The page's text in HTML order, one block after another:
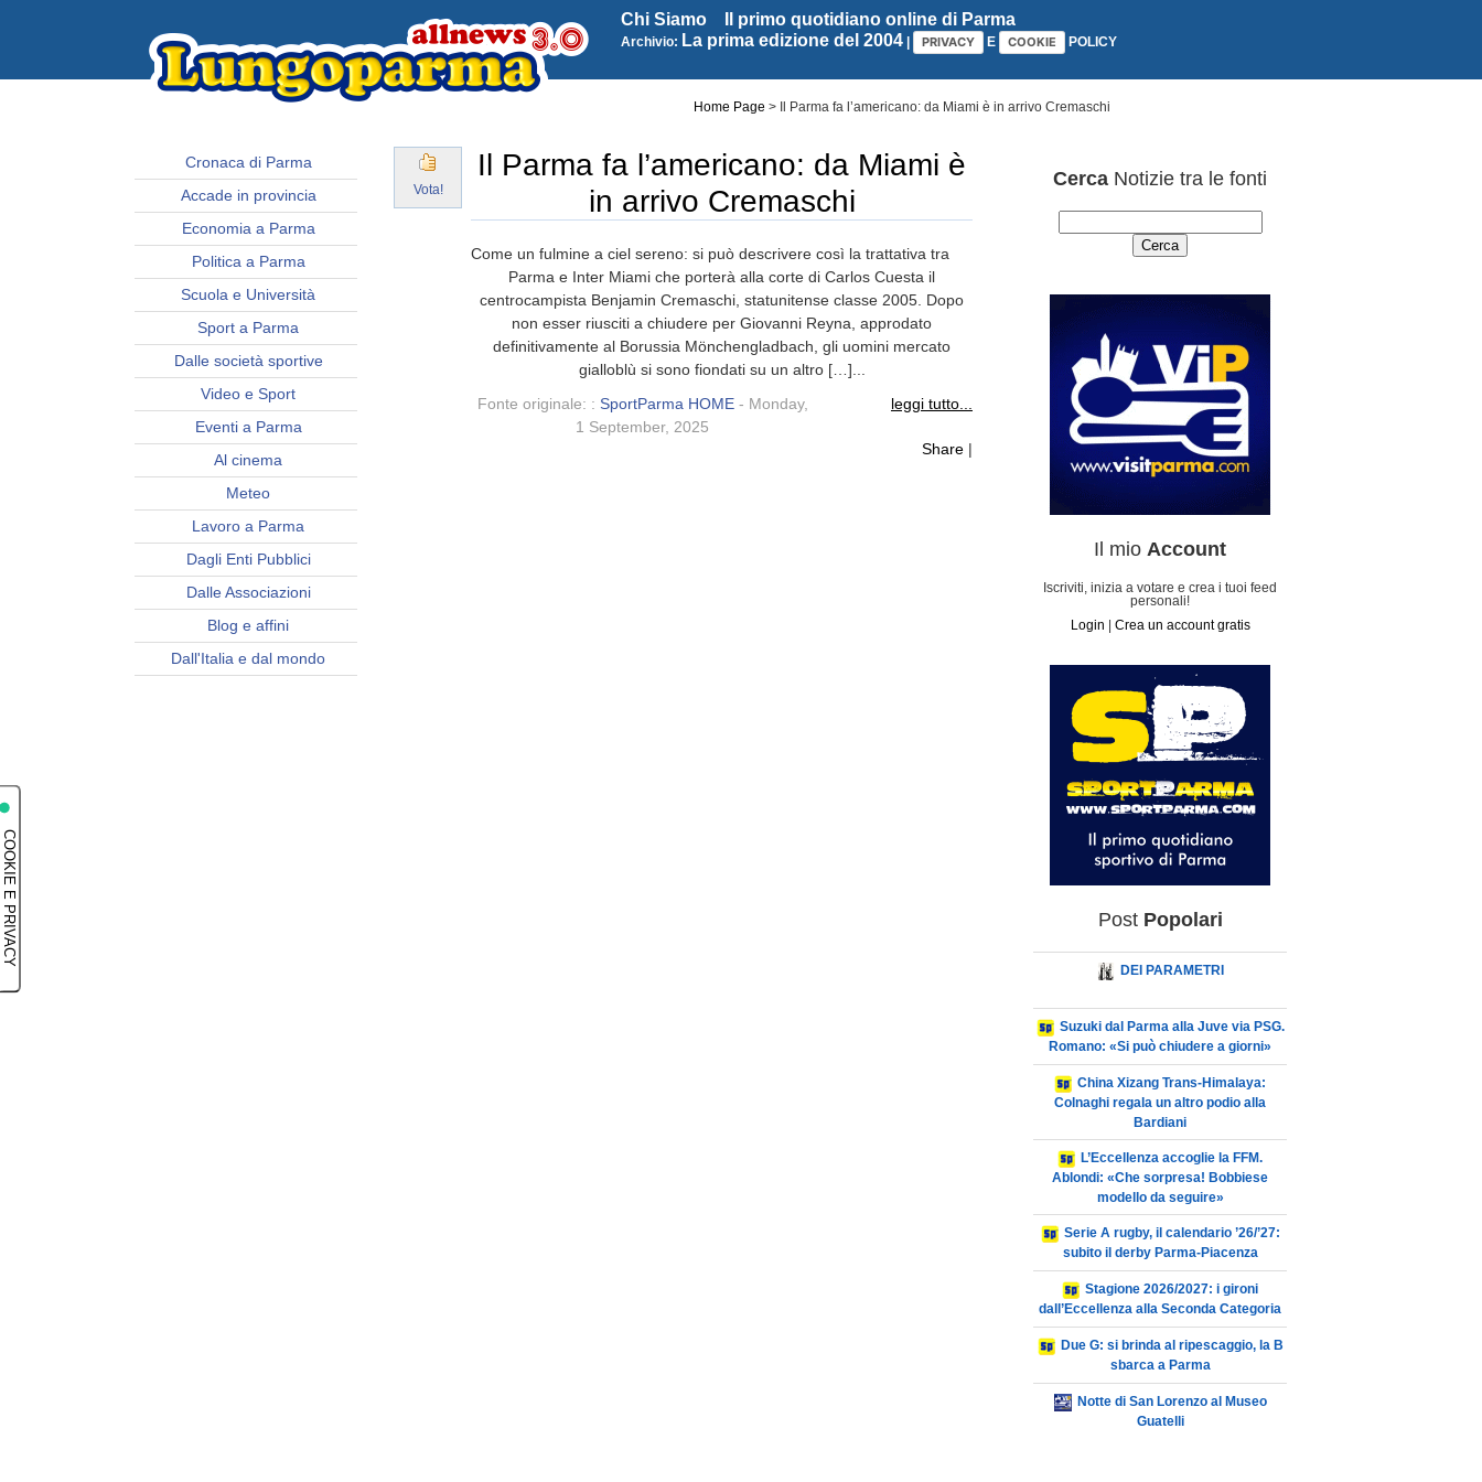
Chi Siamo Il primo quotidiano online di Parma
Archivio: La prima edizione del 2004 | PRIVACY E COOKIE POLICY
Home Page > Il Parma fa l’americano: da Miami è in arrivo Cremaschi
Cronaca di Parma
Accade in provincia
Economia a Parma
Politica a Parma
Scuola e Università
Sport a Parma
Dalle società sportive
Video e Sport
Eventi a Parma
Al cinema
Meteo
Lavoro a Parma
Dagli Enti Pubblici
Dalle Associazioni
Blog e affini
Dall'Italia e dal mondo
Vota!
Il Parma fa l’americano: da Miami è
in arrivo Cremaschi
Come un fulmine a ciel sereno: si può descrivere così la trattativa tra
Parma e Inter Miami che porterà alla corte di Carlos Cuesta il
centrocampista Benjamin Cremaschi, statunitense classe 2005. Dopo
non esser riusciti a chiudere per Giovanni Reyna, approdato
definitivamente al Borussia Mönchengladbach, gli uomini mercato
gialloblù si sono fiondati su un altro […]...
leggi tutto...
Share |
Fonte originale: : SportParma HOME- Monday,
1 September, 2025
Cerca Notizie tra le fonti
Il mio Account
Iscriviti, inizia a votare e crea i tuoi feed
personali!
Login
Crea un account gratis
Post Popolari
DEI PARAMETRI
Suzuki dal Parma alla Juve via PSG.
Romano: «Si può chiudere a giorni»
China Xizang Trans-Himalaya:
Colnaghi regala un altro podio alla
Bardiani
L’Eccellenza accoglie la FFM.
Ablondi: «Che sorpresa! Bobbiese
modello da seguire»
Serie A rugby, il calendario ’26/’27:
subito il derby Parma-Piacenza
Stagione 2026/2027: i gironi
dall’Eccellenza alla Seconda Categoria
Due G: si brinda al ripescaggio, la B
sbarca a Parma
Notte di San Lorenzo al Museo
Guatelli